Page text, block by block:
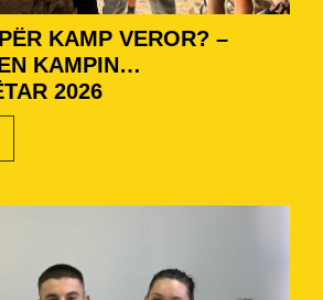
KAMP VEROR? –
KAMPIN
2026